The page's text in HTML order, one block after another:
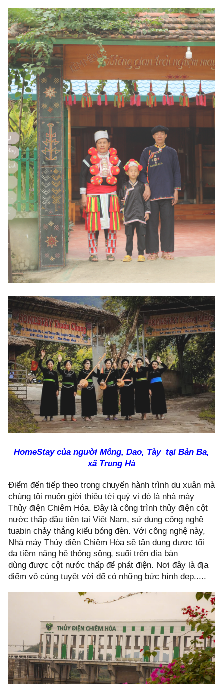
HomeStay của người Mông, Dao, Tày tại Bản Ba,
xã Trung Hà
Điểm đến tiếp theo trong chuyến hành trình du xuân mà
chúng tôi muốn giới thiệu tới quý vị đó là nhà máy
Thủy điện Chiêm Hóa. Đây là công trình thủy điện cột
nước thấp đầu tiên tại Việt Nam, sử dụng công nghệ
tuabin chảy thẳng kiểu bóng đèn. Với công nghệ này,
Nhà máy Thủy điện Chiêm Hóa sẽ tận dụng được tối
đa tiềm năng hệ thống sông, suối trên địa bàn
dùng được cột nước thấp để phát điện. Nơi đây là địa
điểm vô cùng tuyệt vời để có những bức hình đẹp.....